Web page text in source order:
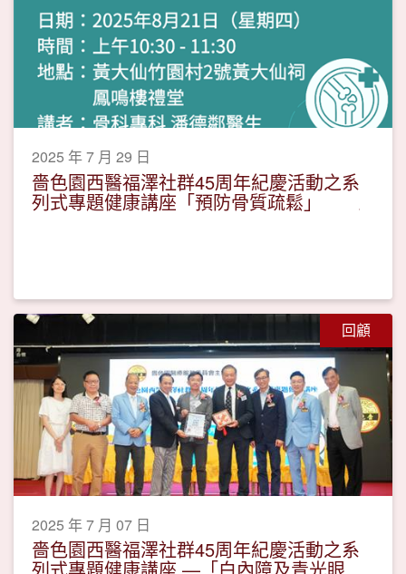
2025 年 7 月 29 日
嗇色園西醫福澤社群45周年紀慶活動之系
列式專題健康講座「預防骨質疏鬆」
回顧
2025 年 7 月 07 日
嗇色園西醫福澤社群45周年紀慶活動之系